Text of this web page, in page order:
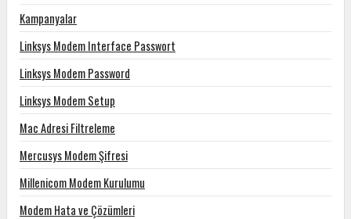
Kampanyalar
Linksys Modem Interface Passwort
Linksys Modem Password
Linksys Modem Setup
Mac Adresi Filtreleme
Mercusys Modem Şifresi
Millenicom Modem Kurulumu
Modem Hata ve Çözümleri